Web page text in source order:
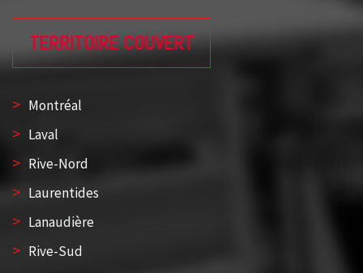
TERRITOIRE COUVERT
> Montréal
> Laval
> Rive-Nord
> Laurentides
> Lanaudière
> Rive-Sud